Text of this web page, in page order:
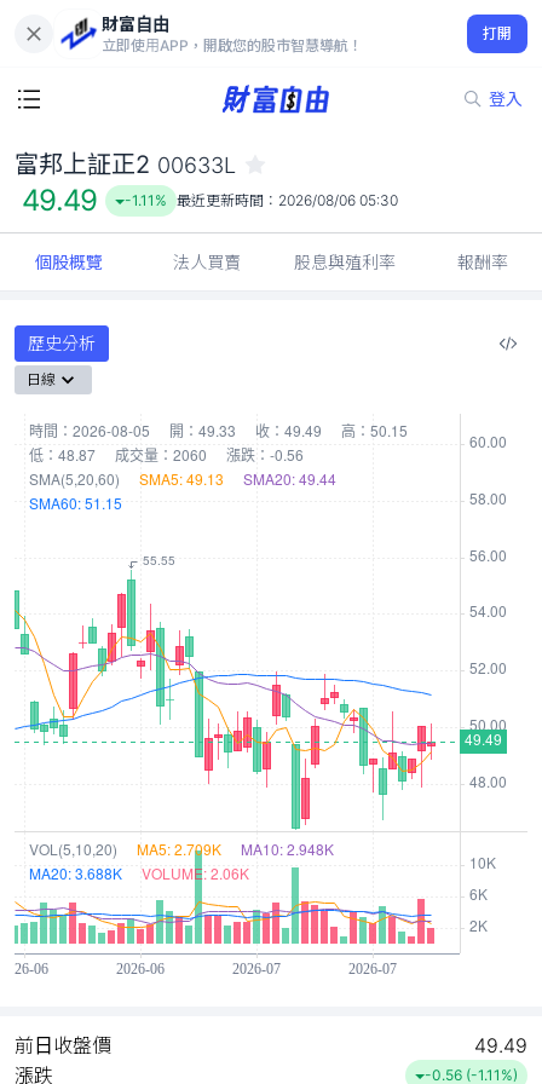
財富自由
立即使用APP，開啟您的股市智慧導航！
打開
登入
49.49
-1.11%
富邦上証正2 00633L
49.49 -1.11% 最近更新時間： 2026/08/06 05:30
個股概覽 法人買賣 股息與殖利率 報酬率
歷史分析
日線
前日收盤價
49.49
漲跌
-0.56 (-1.11%)